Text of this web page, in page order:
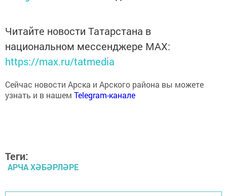
Читайте новости Татарстана в
национальном мессенджере MАХ:
https://max.ru/tatmedia
Сейчас новости Арска и Арского района вы можете
узнать и в нашем Telegram-канале
Теги:
АРЧА ХӘБӘРЛӘРЕ